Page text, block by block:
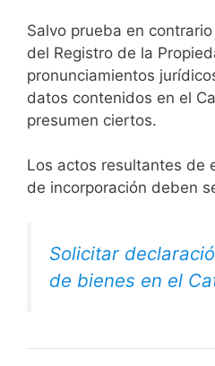
Salvo prueba en
del Registro de la
pronunciamientos
datos contenidos en el
presumen ciertos.
Los actos resultantes de
de incorporación deben
Solicitar
de bienes en el